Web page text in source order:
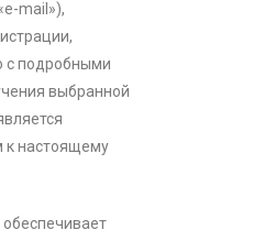
mail»),
с подробными
выбранной
настоящему
обеспечивает